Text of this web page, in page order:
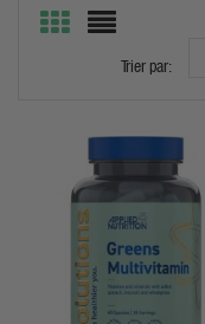
de protéines végétales
spiruline. Leur
fonctionnalité du corps
Végan ou
pauvre en nutriments,
résulter degrosses
immunitaire, de
humeur... Lessuper
poudres vertes ou
smoothies, de plats
de son bien-être.
Quels sont les
Trier par: